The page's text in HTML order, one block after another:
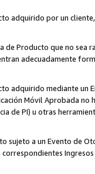
adquirido por un
de Producto que no sea
adecuadamente
adquirido mediante un
Móvil Aprobada
de PI) u otras
sujeto a un Evento de
correspondientes